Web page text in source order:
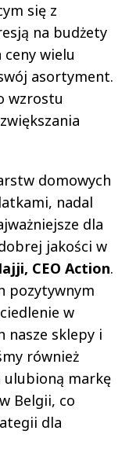
się z
na budżety
wielu
asortyment.
wzrostu
domowych
nadal
dla
jakości w
CEO Action.
pozytywnym
w
nasze sklepy i
również
ulubioną markę
Belgii, co
dla